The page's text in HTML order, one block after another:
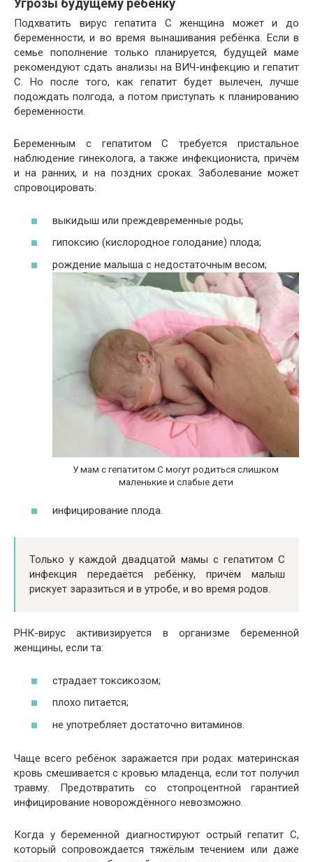
Угрозы будущему ребёнку
Подхватить вирус гепатита С женщина может и до
беременности, и во время вынашивания ребёнка. Если в
семье пополнение только планируется, будущей маме
рекомендуют сдать анализы на ВИЧ-инфекцию и гепатит
С. Но после того, как гепатит будет вылечен, лучше
подождать полгода, а потом приступать к планированию
беременности.
Беременным с гепатитом С требуется пристальное
наблюдение гинеколога, а также инфекциониста, причём
и на ранних, и на поздних сроках. Заболевание может
спровоцировать:
выкидыш или преждевременные роды;
гипоксию (кислородное голодание) плода;
рождение малыша с недостаточным весом;
У мам с гепатитом С могут родиться слишком
маленькие и слабые дети
инфицирование плода.
Только у каждой двадцатой мамы с гепатитом С
инфекция передаётся ребёнку, причём малыш
рискует заразиться и в утробе, и во время родов.
РНК-вирус активизируется в организме беременной
женщины, если та:
страдает токсикозом;
плохо питается;
не употребляет достаточно витаминов.
Чаще всего ребёнок заражается при родах: материнская
кровь смешивается с кровью младенца, если тот получил
травму. Предотвратить со стопроцентной гарантией
инфицирование новорождённого невозможно.
Когда у беременной диагностируют острый гепатит С,
который сопровождается тяжёлым течением или даже